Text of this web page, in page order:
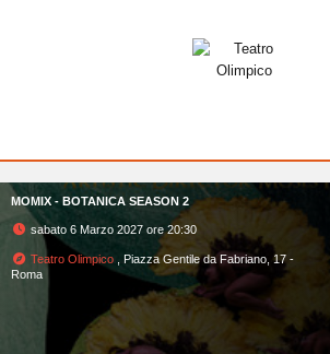
MOMIX - BOTANICA SEASON 2
sabato 6 Marzo 2027 ore 20:30
Teatro Olimpico , Piazza Gentile da Fabriano, 17 -
Roma